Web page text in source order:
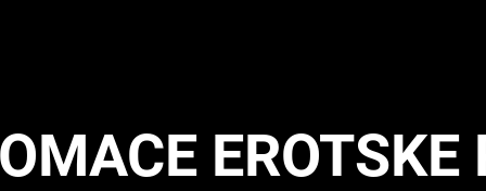
EROTSKE